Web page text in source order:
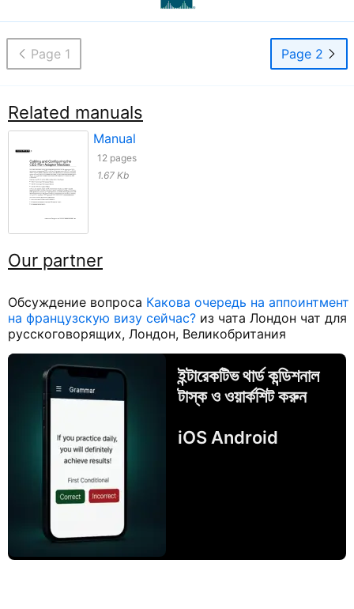
Page 1 Page 2
Related manuals
Manual
12 pages
1.67 Kb
Our partner
Обсуждение вопроса Какова очередь на аппоинтмент
на французскую визу сейчас? из чата Лондон чат для
русскоговорящих, Лондон, Великобритания
ইন্টারেকটিভ থার্ড কন্ডিশনাল
টাস্ক ও ওয়ার্কশিট করুন
iOS Android